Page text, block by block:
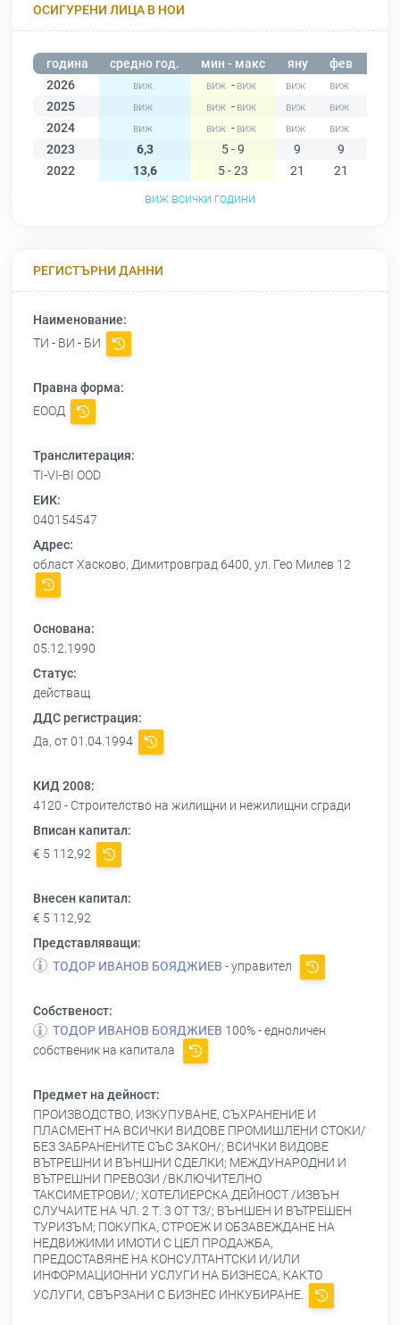
ОСИГУРЕНИ ЛИЦА В НОИ
година средно год. мин - макс яну фев
2026
-
2025
-
2024
-
2023
6,3 5 - 9 9 9
2022
13,6 5 - 23 21 21
виж всички години
РЕГИСТЪРНИ ДАННИ
Наименование:
ТИ - ВИ - БИ
Правна форма:
ЕООД
Транслитерация:
TI-VI-BI OOD
ЕИК:
040154547
Адрес:
област Хасково, Димитровград 6400, ул. Гео Милев 12
Основана:
05.12.1990
Статус:
действащ
ДДС регистрация:
Да, от 01.04.1994
КИД 2008:
4120 - Строителство на жилищни и нежилищни сгради
Вписан капитал:
€ 5 112,92
Внесен капитал:
€ 5 112,92
Представляващи:
ТОДОР ИВАНОВ БОЯДЖИЕВ - управител
Собственост:
ТОДОР ИВАНОВ БОЯДЖИЕВ 100% - едноличен
собственик на капитала
Предмет на дейност:
ПРОИЗВОДСТВО, ИЗКУПУВАНЕ, СЪХРАНЕНИЕ И
ПЛАСМЕНТ НА ВСИЧКИ ВИДОВЕ ПРОМИШЛЕНИ СТОКИ/
БЕЗ ЗАБРАНЕНИТЕ СЪС ЗАКОН/; ВСИЧКИ ВИДОВЕ
ВЪТРЕШНИ И ВЪНШНИ СДЕЛКИ; МЕЖДУНАРОДНИ И
ВЪТРЕШНИ ПРЕВОЗИ /ВКЛЮЧИТЕЛНО
ТАКСИМЕТРОВИ/; ХОТЕЛИЕРСКА ДЕЙНОСТ /ИЗВЪН
СЛУЧАИТЕ НА ЧЛ. 2 Т. 3 ОТ ТЗ/; ВЪНШЕН И ВЪТРЕШЕН
ТУРИЗЪМ; ПОКУПКА, СТРОЕЖ И ОБЗАВЕЖДАНЕ НА
НЕДВИЖИМИ ИМОТИ С ЦЕЛ ПРОДАЖБА,
ПРЕДОСТАВЯНЕ НА КОНСУЛТАНТСКИ И/ИЛИ
ИНФОРМАЦИОННИ УСЛУГИ НА БИЗНЕСА, КАКТО
УСЛУГИ, СВЪРЗАНИ С БИЗНЕС ИНКУБИРАНЕ.